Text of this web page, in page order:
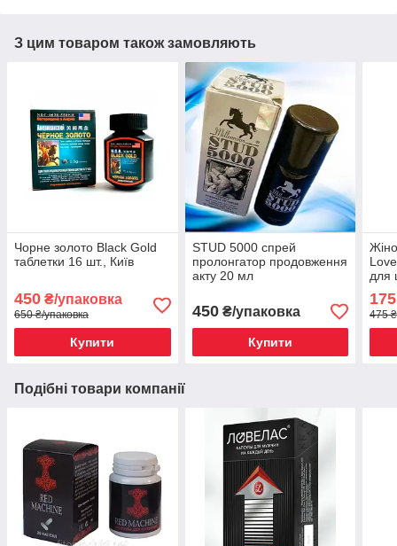
З цим товаром також замовляють
Чорне золото Black Gold
таблетки 16 шт., Київ
450 ₴/упаковка
650 ₴/упаковка
Купити
STUD 5000 спрей
пролонгатор продовження
акту 20 мл
450₴/упаковка
Купити
для
175
475
Подібні товари компанії